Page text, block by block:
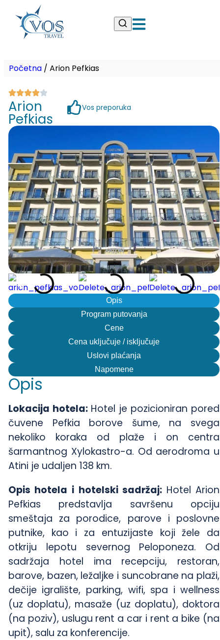
Početna / Arion Pefkias
Arion
Pefkias
Vos preporuka
Opis
Program putovanja
Cene
Cena uključuje / isključuje
Uslovi plaćanja
Napomene
Opis
Lokacija hotela: Hotel je pozicioniran pored
čuvene Pefkia borove šume, na svega
nekoliko koraka od plaže i on centra
šarmantnog Xylokastro-a. Od aerodroma u
Atini je udaljen 138 km.
Opis hotela i hotelski sadržaj: Hotel Arion
Pefkias predstavlja savršenu opciju
smeštaja za porodice, parove i poslovne
putnike, kao i za entuzijaste koji žele da
otkriju lepotu severnog Peloponeza. Od
sadržaja hotel ima recepciju, restoran,
barove, bazen, ležaljke i suncobrane na plaži,
dečije igralište, parking, wifi, spa i wellness
(uz doplatu), masaže (uz doplatu), doktora
(na poziv), uslugu rent a car i rent a bike (na
upit), salu za konferencije.